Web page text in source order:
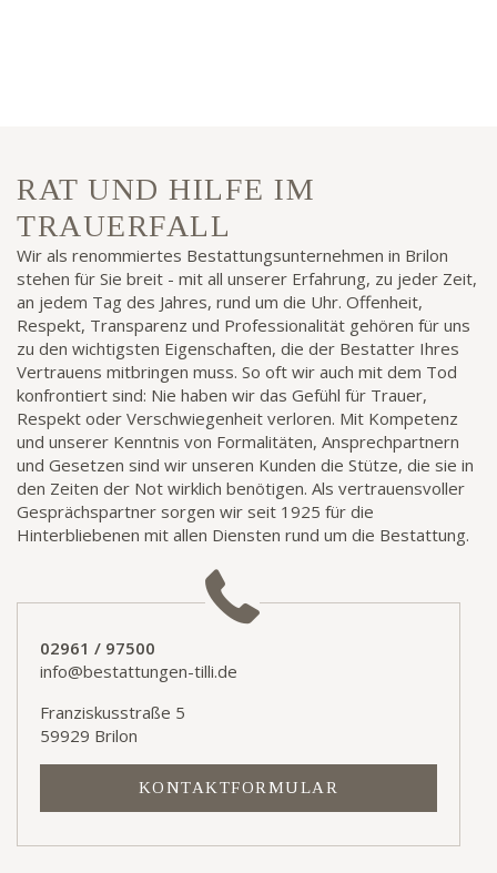
RAT UND HILFE IM
TRAUERFALL
Wir als renommiertes Bestattungsunternehmen in Brilon
stehen für Sie breit - mit all unserer Erfahrung, zu jeder Zeit,
an jedem Tag des Jahres, rund um die Uhr. Offenheit,
Respekt, Transparenz und Professionalität gehören für uns
zu den wichtigsten Eigenschaften, die der Bestatter Ihres
Vertrauens mitbringen muss. So oft wir auch mit dem Tod
konfrontiert sind: Nie haben wir das Gefühl für Trauer,
Respekt oder Verschwiegenheit verloren. Mit Kompetenz
und unserer Kenntnis von Formalitäten, Ansprechpartnern
und Gesetzen sind wir unseren Kunden die Stütze, die sie in
den Zeiten der Not wirklich benötigen. Als vertrauensvoller
Gesprächspartner sorgen wir seit 1925 für die
Hinterbliebenen mit allen Diensten rund um die Bestattung.
02961 / 97500
info@bestattungen-tilli.de
Franziskusstraße 5
59929 Brilon
KONTAKTFORMULAR